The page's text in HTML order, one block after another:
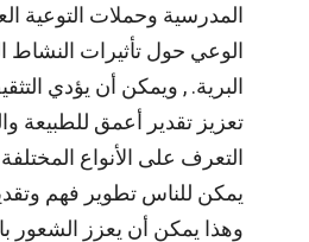
المدرسية وحملات التوعية
الوعي حول تأثيرات النشاط
البرية. , ويمكن أن يؤدي
تعزيز تقدير أعمق للطبيعة
التعرف على الأنواع
يمكن للناس تطوير فهم
وهذا يمكن أن يعزز الشعور